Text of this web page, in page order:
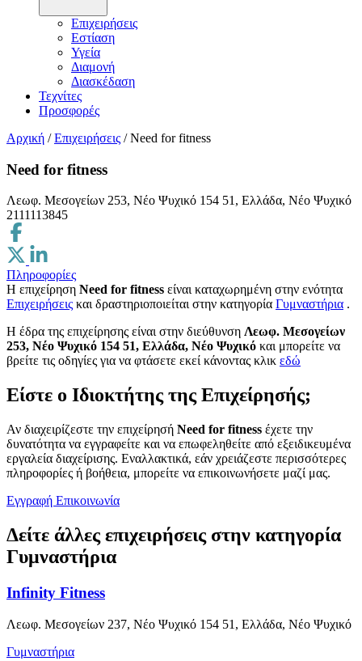
Επιχειρήσεις
Εστίαση
Υγεία
Διαμονή
Διασκέδαση
Τεχνίτες
Προσφορές
Αρχική / Επιχειρήσεις / Need for fitness
Need for fitness
Λεωφ. Μεσογείων 253, Νέο Ψυχικό 154 51, Ελλάδα, Νέο Ψυχικό
2111113845
Πληροφορίες
Η επιχείρηση Need for fitness είναι καταχωρημένη στην ενότητα
Επιχειρήσεις και δραστηριοποιείται στην κατηγορία Γυμναστήρια .
H έδρα της επιχείρησης είναι στην διεύθυνση Λεωφ. Μεσογείων
253, Νέο Ψυχικό 154 51, Ελλάδα, Νέο Ψυχικό και μπορείτε να
βρείτε τις οδηγίες για να φτάσετε εκεί κάνοντας κλικ εδώ
Είστε ο Ιδιοκτήτης της Επιχείρησής;
Αν διαχειρίζεστε την επιχείρησή Need for fitness έχετε την
δυνατότητα να εγγραφείτε και να επωφεληθείτε από εξειδικευμένα
εργαλεία διαχείρισης. Εναλλακτικά, εάν χρειάζεστε περισσότερες
πληροφορίες ή βοήθεια, μπορείτε να επικοινωνήσετε μαζί μας.
Εγγραφή Επικοινωνία
Δείτε άλλες επιχειρήσεις στην κατηγορία
Γυμναστήρια
Infinity Fitness
Λεωφ. Μεσογείων 237, Νέο Ψυχικό 154 51, Ελλάδα, Νέο Ψυχικό
Γυμναστήρια